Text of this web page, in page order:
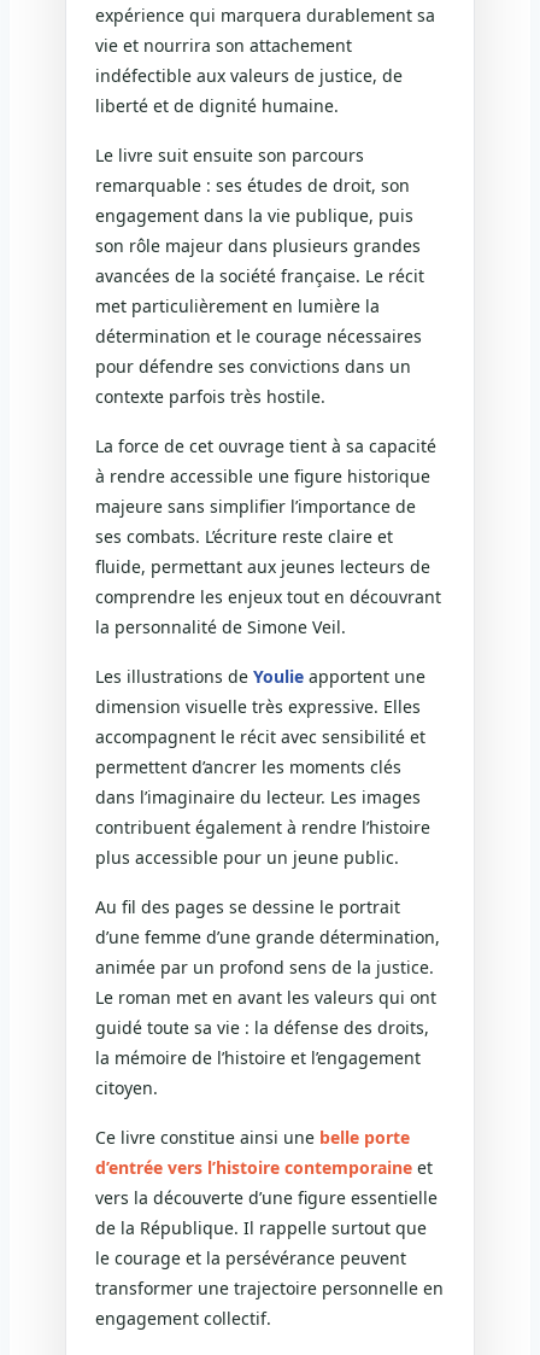
expérience qui marquera durablement sa
vie et nourrira son attachement
indéfectible aux valeurs de justice, de
liberté et de dignité humaine.
Le livre suit ensuite son parcours
remarquable : ses études de droit, son
engagement dans la vie publique, puis
son rôle majeur dans plusieurs grandes
avancées de la société française. Le récit
met particulièrement en lumière la
détermination et le courage nécessaires
pour défendre ses convictions dans un
contexte parfois très hostile.
La force de cet ouvrage tient à sa capacité
à rendre accessible une figure historique
majeure sans simplifier l’importance de
ses combats. L’écriture reste claire et
fluide, permettant aux jeunes lecteurs de
comprendre les enjeux tout en découvrant
la personnalité de Simone Veil.
Les illustrations de Youlie apportent une
dimension visuelle très expressive. Elles
accompagnent le récit avec sensibilité et
permettent d’ancrer les moments clés
dans l’imaginaire du lecteur. Les images
contribuent également à rendre l’histoire
plus accessible pour un jeune public.
Au fil des pages se dessine le portrait
d’une femme d’une grande détermination,
animée par un profond sens de la justice.
Le roman met en avant les valeurs qui ont
guidé toute sa vie : la défense des droits,
la mémoire de l’histoire et l’engagement
citoyen.
Ce livre constitue ainsi une belle porte
d’entrée vers l’histoire contemporaine et
vers la découverte d’une figure essentielle
de la République. Il rappelle surtout que
le courage et la persévérance peuvent
transformer une trajectoire personnelle en
engagement collectif.